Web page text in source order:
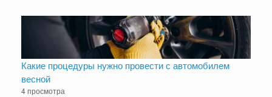
Какие процедуры нужно провести с автомобилем
весной
4 просмотра